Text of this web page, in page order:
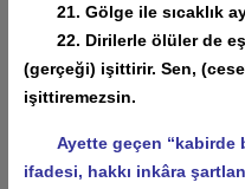
21. Gölge ile sıcaklık
22. Dirilerle ölüler de
(gerçeği) işittirir. Sen,
işittiremezsin.
Ayette geçen “kabirde
ifadesi, hakkı inkâra